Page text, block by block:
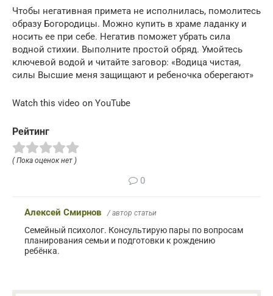
Чтобы негативная примета не исполнилась, помолитесь
образу Богородицы. Можно купить в храме ладанку и
носить ее при себе. Негатив поможет убрать сила
водной стихии. Выполните простой обряд. Умойтесь
ключевой водой и читайте заговор: «Водица чистая,
силы Высшие меня защищают и ребеночка оберегают»
Watch this video on YouTube
Рейтинг
( Пока оценок нет )
0
Алексей Смирнов / автор статьи
Семейный психолог. Консультирую пары по вопросам
планирования семьи и подготовки к рождению
ребёнка.